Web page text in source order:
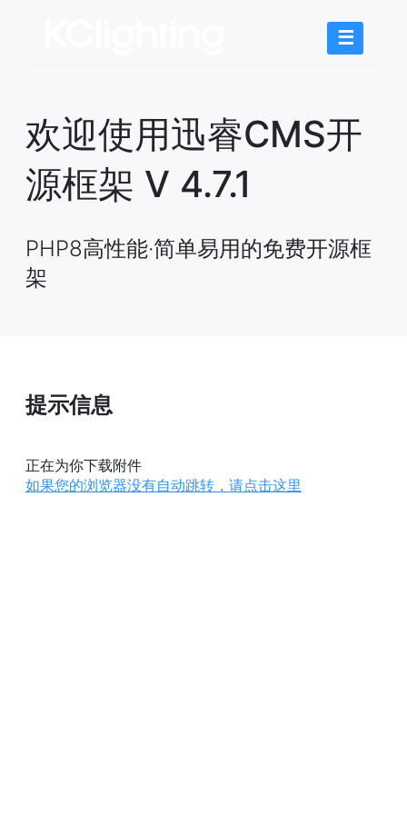
☰
欢迎使用迅睿CMS开
源框架 V 4.7.1
PHP8高性能·简单易用的免费开源框
架
提示信息
正在为你下载附件
如果您的浏览器没有自动跳转，请点击这里